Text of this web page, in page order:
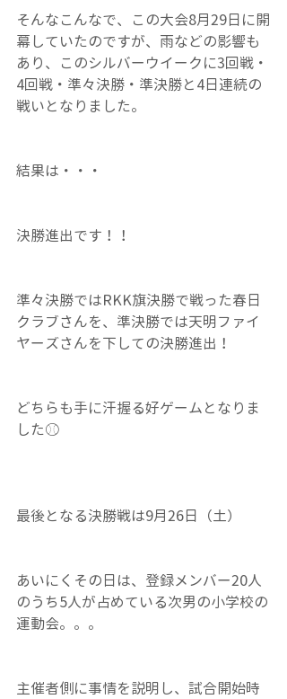
そんなこんなで、この大会8月29日に開
幕していたのですが、雨などの影響も
あり、このシルバーウイークに3回戦・
4回戦・準々決勝・準決勝と4日連続の
戦いとなりました。
結果は・・・
決勝進出です！！
準々決勝ではRKK旗決勝で戦った春日
クラブさんを、準決勝では天明ファイ
ヤーズさんを下しての決勝進出！
どちらも手に汗握る好ゲームとなりま
した⚾
最後となる決勝戦は9月26日（土）
あいにくその日は、登録メンバー20人
のうち5人が占めている次男の小学校の
運動会。。。
主催者側に事情を説明し、試合開始時